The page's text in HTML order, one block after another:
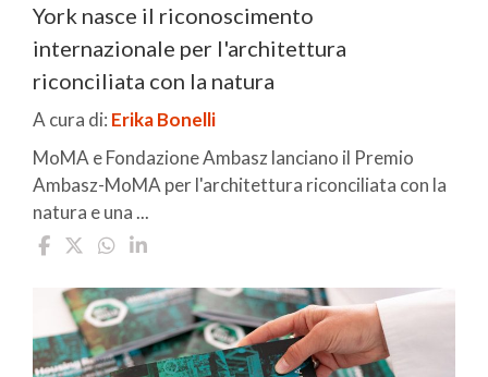
York nasce il riconoscimento
internazionale per l'architettura
riconciliata con la natura
A cura di: Erika Bonelli
MoMA e Fondazione Ambasz lanciano il Premio
Ambasz-MoMA per l'architettura riconciliata con la
natura e una ...